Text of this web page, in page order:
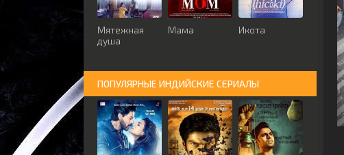
Мятежная
душа
Мама Икота
ПОПУЛЯРНЫЕ ИНДИЙСКИЕ СЕРИАЛЫ